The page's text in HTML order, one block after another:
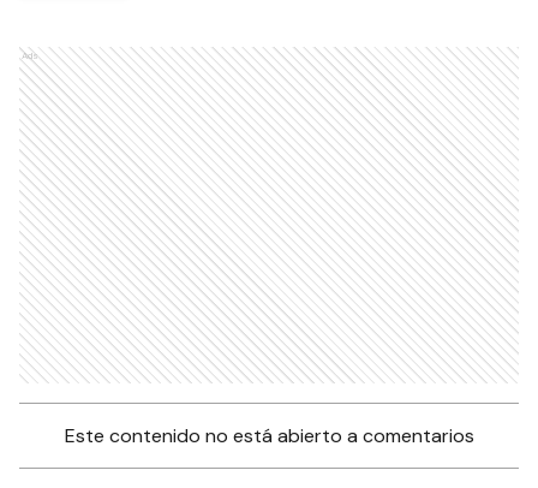
Ads
Este contenido no está abierto a comentarios